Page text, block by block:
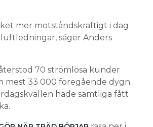
mer motståndskraftigt i dag
säger Anders
70 strömlösa kunder
mest 33 000 föregående dygn.
hade samtliga fått